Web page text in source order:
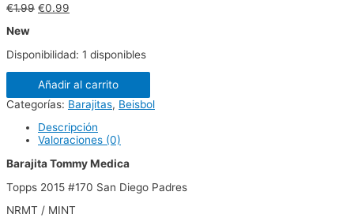
€1.99 €0.99
New
Disponibilidad: 1 disponibles
Añadir al carrito
Categorías: Barajitas, Beisbol
Descripción
Valoraciones (0)
Barajita Tommy Medica
Topps 2015 #170 San Diego Padres
NRMT / MINT